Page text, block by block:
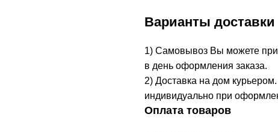
Варианты доставки
1) Самовывоз Вы можете
в день оформления заказа.
2) Доставка на дом
индивидуально при
Оплата товаров